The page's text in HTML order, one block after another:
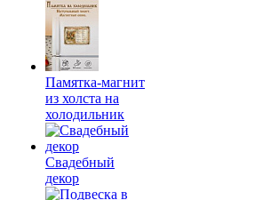
Памятка-магнит
из холста на
холодильник
Свадебный
декор